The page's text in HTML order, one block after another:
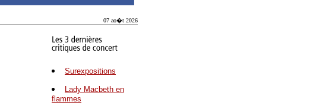
07 ao�t 2026
Surexpositions
Lady Macbeth en
flammes